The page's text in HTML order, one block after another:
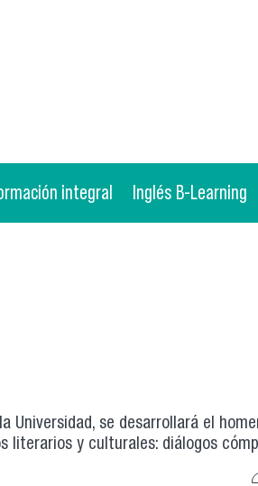
integral Inglés B-Learning
Universidad, se desarrollará el
literarios y culturales: diálogos